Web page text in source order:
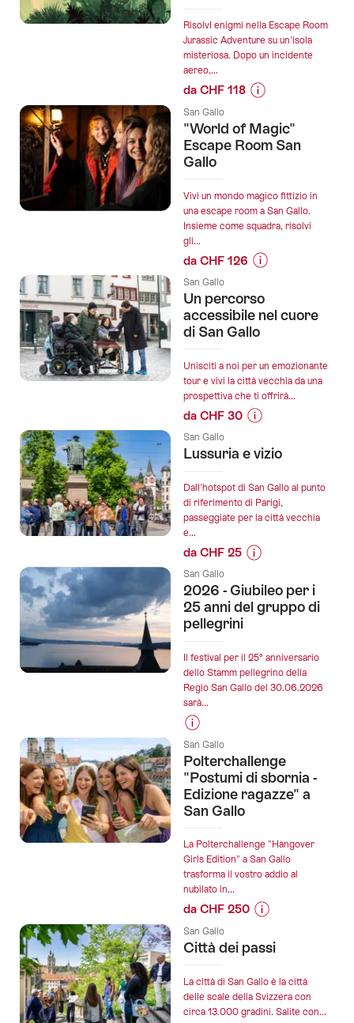
diretto
da
St.
a
RisolvI enigmi nella Escape Room
Jurassic Adventure su un'isola
misteriosa. Dopo un incidente
aereo,...
da CHF 118
sul
prezzo
Island
2
"Jurassic
Escape
a
San
Gallo":
San Gallo
"World of Magic"
Escape Room San
Gallo
Vivi un mondo magico fittizio in
una escape room a San Gallo.
Insieme come squadra, risolvi
gli...
da CHF 126
sul
prezzo
dell’offerta
of
Magic"
Escape
Room
Gallo":
San Gallo
Un percorso
accessibile nel cuore
di San Gallo
Unisciti a noi per un emozionante
tour e vivi la città vecchia da una
prospettiva che ti offrirà...
da CHF 30
sul
dell’offerta
"Un
percorso
nel
di
San
San Gallo
Lussuria e vizio
Dall'hotspot di San Gallo al punto
di riferimento di Parigi,
passeggiate per la città vecchia
e...
da CHF 25
sul
prezzo
e
vizio":
San Gallo
2026 - Giubileo per i
25 anni del gruppo di
pellegrini
Il festival per il 25° anniversario
dello Stamm pellegrino della
Regio San Gallo del 30.06.2026
sarà...
Informazioni
sul
prezzo
dell’offerta
"2026
Giubileo
per
i
25
anni
del
gruppo
pellegrini":
San Gallo
Polterchallenge
"Postumi di sbornia -
Edizione ragazze" a
San Gallo
La Polterchallenge "Hangover
Girls Edition" a San Gallo
trasforma il vostro addio al
nubilato in...
da CHF 250
sul
dell’offerta
"Polterchallenge
"Postumi
San Gallo
Città dei passi
La città di San Gallo è la città
delle scale della Svizzera con
circa 13.000 gradini. Salite con...